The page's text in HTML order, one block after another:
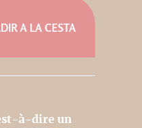
A LA CESTA
à-dire un